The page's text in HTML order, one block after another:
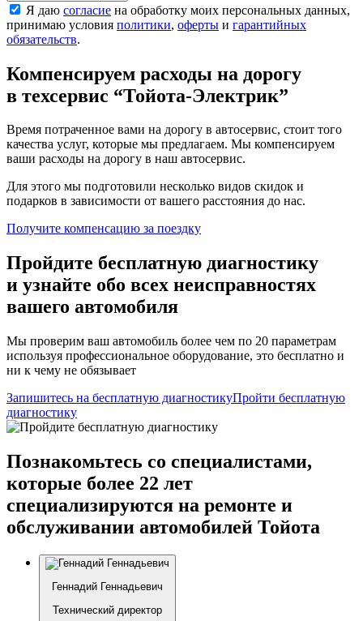
Я даю согласие на обработку моих персональных данных,
принимаю условия политики, оферты и гарантийных
обязательств.
Компенсируем расходы на дорогу
в техсервис “Тойота-Электрик”
Время потраченное вами на дорогу в автосервис, стоит того
качества услуг, которые мы предлагаем. Мы компенсируем
ваши расходы на дорогу в наш автосервис.
Для этого мы подготовили несколько видов скидок и
подарков в зависимости от вашего расстояния до нас.
Получите компенсацию за поездку
Пройдите бесплатную диагностику
и узнайте обо всех неисправностях
вашего автомобиля
Мы проверим ваш автомобиль более чем по 20 параметрам
используя профессиональное оборудование, это бесплатно и
ни к чему не обязывает
Запишитесь на бесплатную диагностикуПройти бесплатную
диагностику
Познакомьтесь со специалистами,
которые более 22 лет
специализируются на ремонте и
обслуживании автомобилей Тойота
Геннадий Геннадьевич
Технический директор